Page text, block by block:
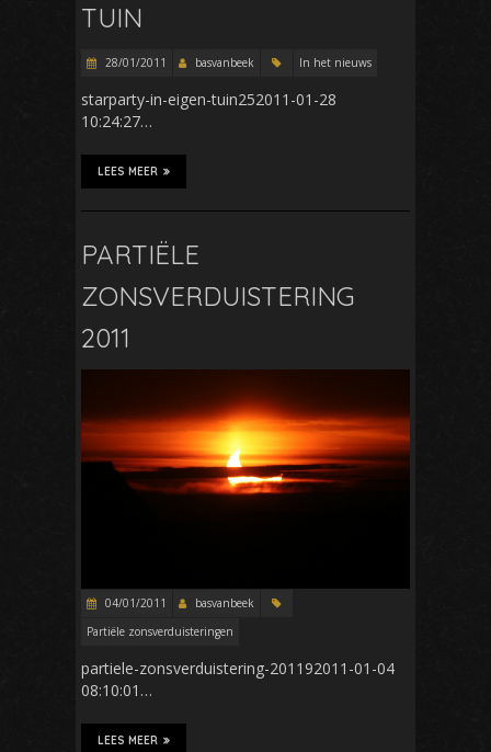
TUIN
28/01/2011 basvanbeek In het nieuws
starparty-in-eigen-tuin252011-01-28
10:24:27…
LEES MEER
PARTIËLE
ZONSVERDUISTERING
2011
04/01/2011
basvanbeek
Partiële zonsverduisteringen
partiele-zonsverduistering-201192011-01-04
08:10:01…
LEES MEER